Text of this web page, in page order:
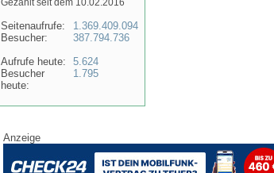
Gezählt seit dem 10.02.2016
Seitenaufrufe:
Besucher:
Aufrufe heute:
Besucher
heute:
1.369.409.094
387.794.736
5.624
1.795
Anzeige